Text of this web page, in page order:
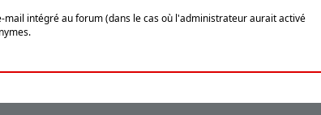
intégré au forum (dans le cas où l'administrateur aurait activé